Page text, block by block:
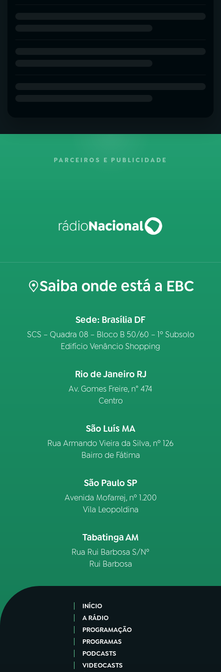
PARCEIROS E PUBLICIDADE
Saiba onde está a EBC
Sede: Brasília DF
SCS – Quadra 08 – Bloco B 50/60 – 1º Subsolo
Edifício Venâncio Shopping
Rio de Janeiro RJ
Av. Gomes Freire, n° 474
Centro
São Luís MA
Rua Armando Vieira da Silva, nº 126
Bairro de Fátima
São Paulo SP
Avenida Mofarrej, nº 1.200
Vila Leopoldina
Tabatinga AM
Rua Rui Barbosa S/Nº
Rui Barbosa
INÍCIO
A RÁDIO
PROGRAMAÇÃO
PROGRAMAS
PODCASTS
VIDEOCASTS